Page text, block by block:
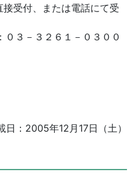
受付、または電話にて受
０３－３２６１－０３００
日：2005年12月17日（土）